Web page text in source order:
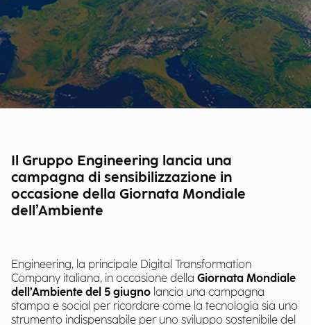
Il Gruppo Engineering lancia una
campagna di sensibilizzazione in
occasione della Giornata Mondiale
dell’Ambiente
Engineering, la principale Digital Transformation
Company italiana, in occasione della Giornata Mondiale
dell’Ambiente del 5 giugno lancia una campagna
stampa e social per ricordare come la tecnologia sia uno
strumento indispensabile per uno sviluppo sostenibile del